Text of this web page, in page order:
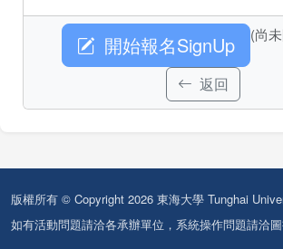
開始報名SignUp (尚
返回
版權所有 © Copyright 2026 東海大學 Tunghai
如有活動問題請洽各承辦單位，系統操作問題請洽